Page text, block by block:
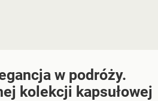
w podróży.
kolekcji kapsułowej